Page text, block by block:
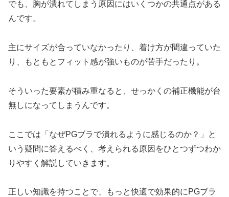
でも、胸が潰れてしまう原因にはいくつかの共通点がある
んです。
主にサイズが合っていなかったり、着け方が間違っていた
り、もともとフィット感が強いものが苦手だったり。
そういった要素が積み重なると、せっかくの補正機能が台
無しになってしまうんです。
ここでは「なぜPGブラで潰れるように感じるのか？」と
いう疑問に答えるべく、考えられる原因をひとつずつわか
りやすく解説していきます。
正しい知識を持つことで、もっと快適で効果的にPGブラ